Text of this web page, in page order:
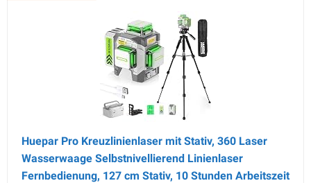
Huepar Pro Kreuzlinienlaser mit Stativ, 360 Laser
Wasserwaage Selbstnivellierend Linienlaser
Fernbedienung, 127 cm Stativ, 10 Stunden Arbeitszeit